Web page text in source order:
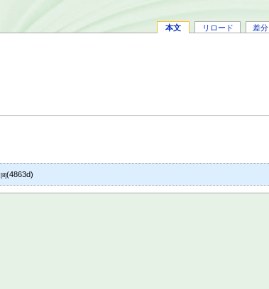
本文 リロード 差分
[8](4863d)